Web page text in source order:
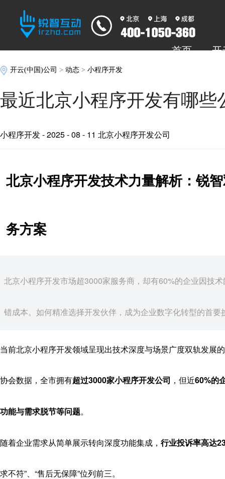
首页 开
开云(中国)公司 >动态 >小程序开发
最近北京小程序开发有哪些
小程序开发- 2025 - 08 - 11 北京小程序开发公司
北京小程序开发技术力量解析：锐
务方案
北京小程序开发市场超3000家服务商，却有60%的企业因技
错成本。如何精准选择开发伙伴，成为企业数字化转型的首要
当前北京小程序开发领域呈现出技术深度与场景广度双轨发展
协会数据，全市拥有超过3000家小程序开发公司 ，但近60%的
功能与需求脱节等问题。
随着企业需求从简单展示转向深度功能集成， 行业投诉率高达
求不符”、“售后无保障”位列前三。